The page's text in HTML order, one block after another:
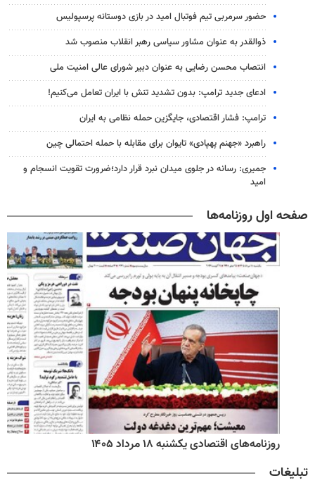
حضور سرمربی تیم فوتبال امید در بازی دوستانه پرسپولیس
ذوالقدر به عنوان مشاور سیاسی رهبر انقلاب منصوب شد
انتصاب محسن رضایی به عنوان دبیر شورای عالی امنیت ملی
ادعای جدید ترامپ: بدون تشدید تنش با ایران تعامل می‌کنیم!
ترامپ: فشار اقتصادی، جایگزین حمله نظامی به ایران
راهبرد «جهنم پهپادی» تایوان برای مقابله با حمله احتمالی چین
جمیری: رسانه‌ در جلوی میدان نبرد قرار دارد؛ضرورت تقویت انسجام و
امید
صفحه اول روزنامه‌ها
روزنامه‌های اقتصادی یکشنبه ۱۸ مرداد ۱۴۰۵
تبلیغات